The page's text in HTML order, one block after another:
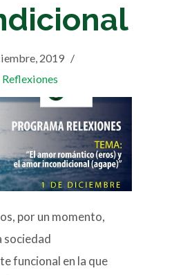
2019 /
por un momento,
sociedad
funcional en la que